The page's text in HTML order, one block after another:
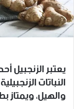
يعتبر الزنجبيل
والهيل، ويمتاز